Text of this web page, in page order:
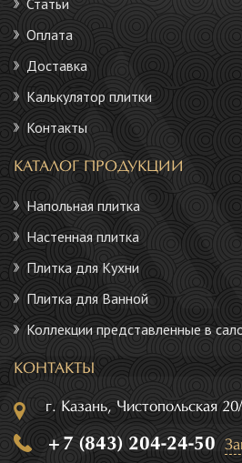
Статьи
Оплата
Доставка
Калькулятор плитки
Контакты
КАТАЛОГ ПРОДУКЦИИ
Напольная плитка
Настенная плитка
Плитка для Кухни
Плитка для Ванной
Коллекции представленные в
КОНТАКТЫ
г. Казань, Чистопольская
+7 (843) 204-24-50